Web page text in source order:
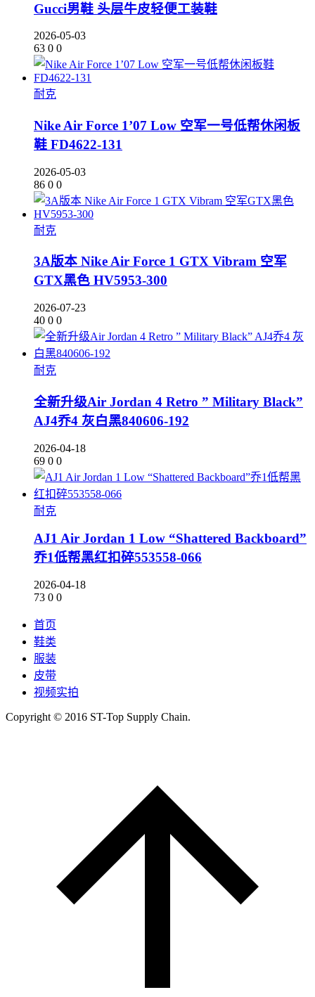
Gucci男鞋 头层牛皮轻便工装鞋
2026-05-03
63 0 0
耐克
Nike Air Force 1’07 Low 空军一号低帮休闲板
鞋 FD4622-131
2026-05-03
86 0 0
耐克
3A版本 Nike Air Force 1 GTX Vibram 空军
GTX黑色 HV5953-300
2026-07-23
40 0 0
耐克
全新升级Air Jordan 4 Retro ” Military Black”
AJ4乔4 灰白黑840606-192
2026-04-18
69 0 0
耐克
AJ1 Air Jordan 1 Low “Shattered Backboard”
乔1低帮黑红扣碎553558-066
2026-04-18
73 0 0
首页
鞋类
服装
皮带
视频实拍
Copyright © 2016 ST-Top Supply Chain.